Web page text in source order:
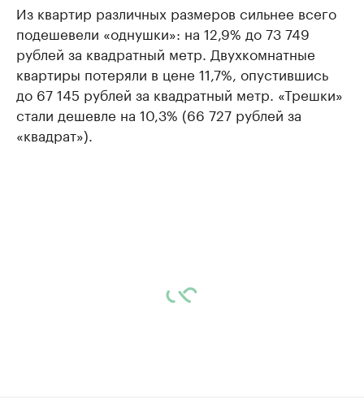
Из квартир различных размеров сильнее всего
подешевели «однушки»: на 12,9% до 73 749
рублей за квадратный метр. Двухкомнатные
квартиры потеряли в цене 11,7%, опустившись
до 67 145 рублей за квадратный метр. «Трешки»
стали дешевле на 10,3% (66 727 рублей за
«квадрат»).